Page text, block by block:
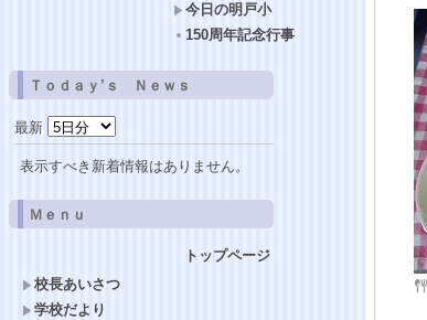
今日の明戸小
150周年記念行事
Ｔｏｄａｙ’ｓ Ｎｅｗｓ
最新
表示すべき新着情報はありません。
Ｍｅｎｕ
トップページ
校長あいさつ
学校だより